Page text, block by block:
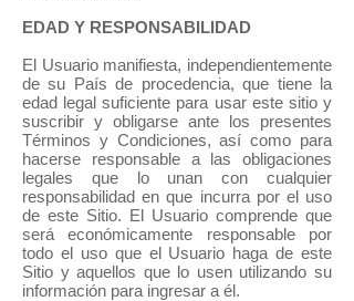
EDAD Y RESPONSABILIDAD
El Usuario manifiesta, independientemente
de su País de procedencia, que tiene la
edad legal suficiente para usar este sitio y
suscribir y obligarse ante los presentes
Términos y Condiciones, así como para
hacerse responsable a las obligaciones
legales que lo unan con cualquier
responsabilidad en que incurra por el uso
de este Sitio. El Usuario comprende que
será económicamente responsable por
todo el uso que el Usuario haga de este
Sitio y aquellos que lo usen utilizando su
información para ingresar a él.